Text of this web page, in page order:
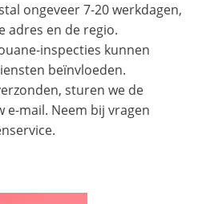
ongeveer 7-20 werkdagen,
adres en de regio.
inspecties kunnen
beïnvloeden.
sturen we de
e-mail. Neem bij vragen